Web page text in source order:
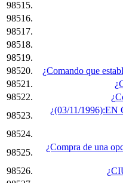
98515.
98516.
98517.
98518.
98519.
98520.
¿Comando que
98521.
98522.
98523.
¿(03/11/
98524.
98525.
¿Compra de una
98526.